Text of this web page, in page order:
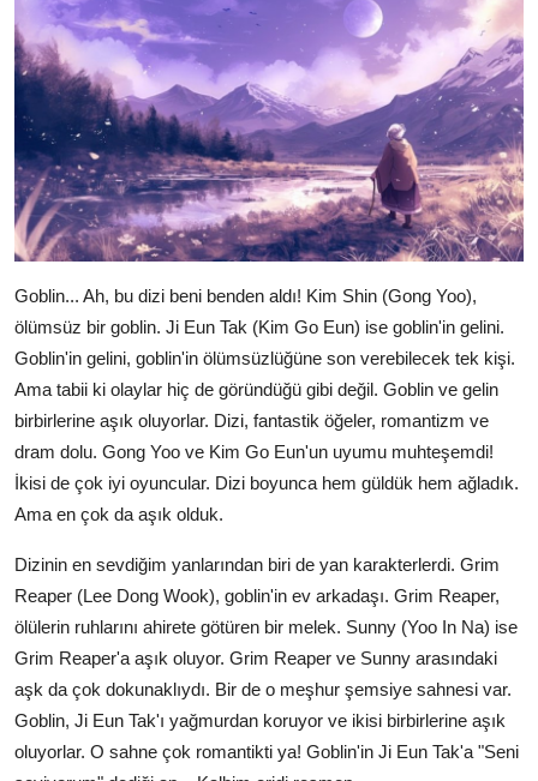
Goblin... Ah, bu dizi beni benden aldı! Kim Shin (Gong Yoo),
ölümsüz bir goblin. Ji Eun Tak (Kim Go Eun) ise goblin'in gelini.
Goblin'in gelini, goblin'in ölümsüzlüğüne son verebilecek tek kişi.
Ama tabii ki olaylar hiç de göründüğü gibi değil. Goblin ve gelin
birbirlerine aşık oluyorlar. Dizi, fantastik öğeler, romantizm ve
dram dolu. Gong Yoo ve Kim Go Eun'un uyumu muhteşemdi!
İkisi de çok iyi oyuncular. Dizi boyunca hem güldük hem ağladık.
Ama en çok da aşık olduk.
Dizinin en sevdiğim yanlarından biri de yan karakterlerdi. Grim
Reaper (Lee Dong Wook), goblin'in ev arkadaşı. Grim Reaper,
ölülerin ruhlarını ahirete götüren bir melek. Sunny (Yoo In Na) ise
Grim Reaper'a aşık oluyor. Grim Reaper ve Sunny arasındaki
aşk da çok dokunaklıydı. Bir de o meşhur şemsiye sahnesi var.
Goblin, Ji Eun Tak'ı yağmurdan koruyor ve ikisi birbirlerine aşık
oluyorlar. O sahne çok romantikti ya! Goblin'in Ji Eun Tak'a "Seni